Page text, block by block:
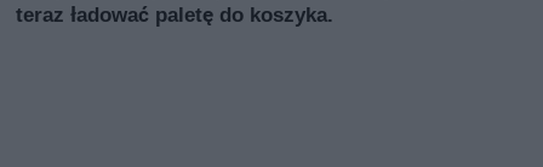
teraz ładować paletę do koszyka.